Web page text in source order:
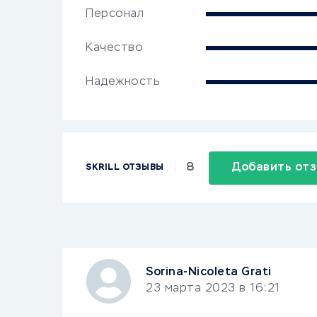
Персонал
Качество
Надежность
SKRILL ОТЗЫВЫ 8 Добавить
Sorina-Nicoleta Grati
23 марта 2023 в 16:21